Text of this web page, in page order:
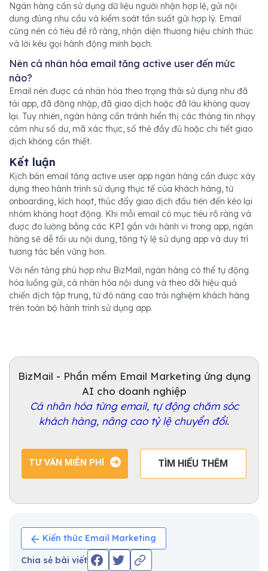
Ngân hàng cần sử dụng dữ liệu người nhận hợp lệ, gửi nội
dung đúng nhu cầu và kiểm soát tần suất gửi hợp lý. Email
cũng nên có tiêu đề rõ ràng, nhận diện thương hiệu chính thức
và lời kêu gọi hành động minh bạch.
Nên cá nhân hóa email tăng active user đến mức
nào?
Email nên được cá nhân hóa theo trạng thái sử dụng như đã
tải app, đã đăng nhập, đã giao dịch hoặc đã lâu không quay
lại. Tuy nhiên, ngân hàng cần tránh hiển thị các thông tin nhạy
cảm như số dư, mã xác thực, số thẻ đầy đủ hoặc chi tiết giao
dịch không cần thiết.
Kết luận
Kịch bản email tăng active user app ngân hàng cần được xây
dựng theo hành trình sử dụng thực tế của khách hàng, từ
onboarding, kích hoạt, thúc đẩy giao dịch đầu tiên đến kéo lại
nhóm không hoạt động. Khi mỗi email có mục tiêu rõ ràng và
được đo lường bằng các KPI gắn với hành vi trong app, ngân
hàng sẽ dễ tối ưu nội dung, tăng tỷ lệ sử dụng app và duy trì
tương tác bền vững hơn.
Với nền tảng phù hợp như BizMail, ngân hàng có thể tự động
hóa luồng gửi, cá nhân hóa nội dung và theo dõi hiệu quả
chiến dịch tập trung, từ đó nâng cao trải nghiệm khách hàng
trên toàn bộ hành trình sử dụng app.
BizMail - Phần mềm Email Marketing ứng dụng
AI cho doanh nghiệp
Cá nhân hóa từng email, tự động chăm sóc
khách hàng, nâng cao tỷ lệ chuyển đổi.
TƯ VẤN MIỄN PHÍ TÌM HIỂU THÊM
Kiến thức Email Marketing
Chia sẻ bài viết